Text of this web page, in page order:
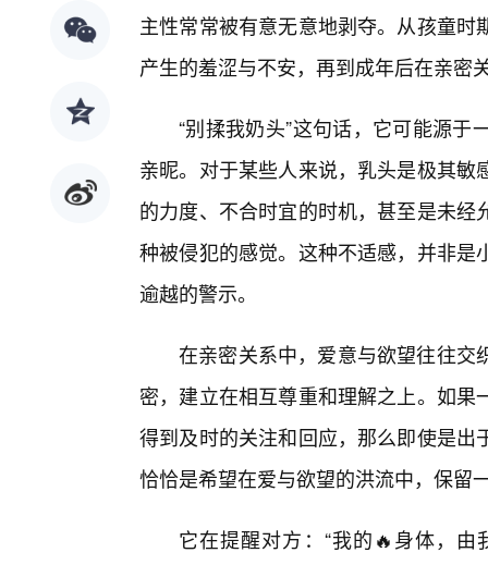
主性常常被有意无意地剥夺。从孩童
产生的羞涩与不安，再到成年后在亲密
“别揉我奶头”这句话，它可能源
亲昵。对于某些人来说，乳头是极其
的力度、不合时宜的时机，甚至是未
种被侵犯的感觉。这种不适感，并非
逾越的警示。
在亲密关系中，爱意与欲望往往交
密，建立在相互尊重和理解之上。如
得到及时的关注和回应，那么即使是
恰恰是希望在爱与欲望的洪流中，保留
它在提醒对方：“我的🔥身体，